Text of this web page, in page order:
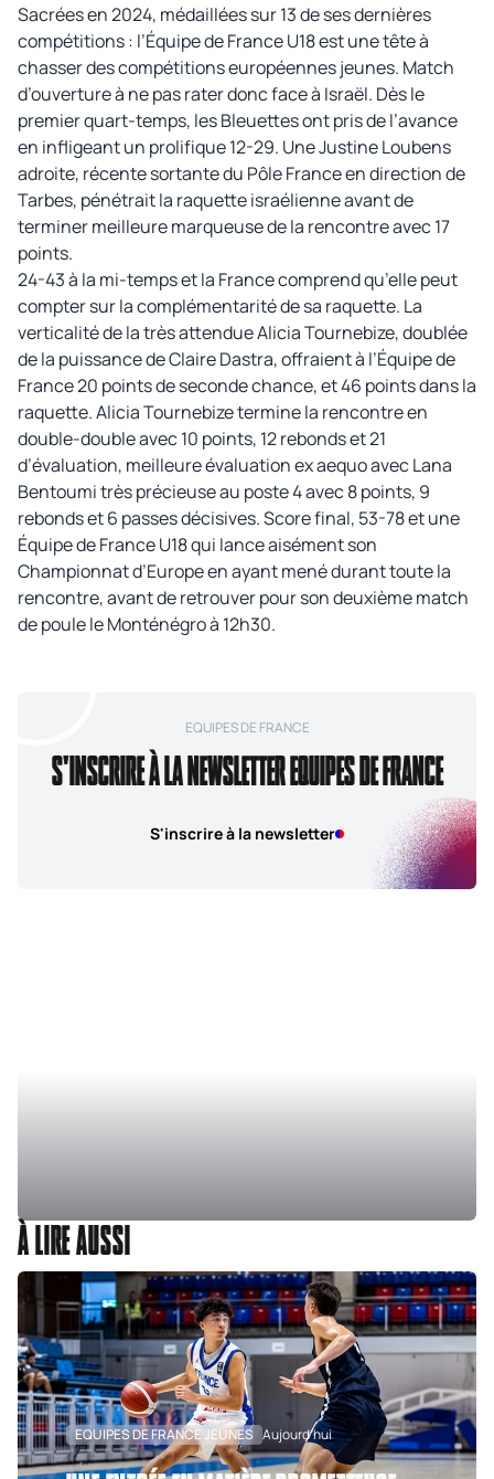
Sacrées en 2024, médaillées sur 13 de ses dernières
compétitions : l’Équipe de France U18 est une tête à
chasser des compétitions européennes jeunes. Match
d’ouverture à ne pas rater donc face à Israël. Dès le
premier quart-temps, les Bleuettes ont pris de l’avance
en infligeant un prolifique 12-29. Une Justine Loubens
adroite, récente sortante du Pôle France en direction de
Tarbes, pénétrait la raquette israélienne avant de
terminer meilleure marqueuse de la rencontre avec 17
points.
24-43 à la mi-temps et la France comprend qu’elle peut
compter sur la complémentarité de sa raquette. La
verticalité de la très attendue Alicia Tournebize, doublée
de la puissance de Claire Dastra, offraient à l’Équipe de
France 20 points de seconde chance, et 46 points dans la
raquette. Alicia Tournebize termine la rencontre en
double-double avec 10 points, 12 rebonds et 21
d’évaluation, meilleure évaluation ex aequo avec Lana
Bentoumi très précieuse au poste 4 avec 8 points, 9
rebonds et 6 passes décisives. Score final, 53-78 et une
Équipe de France U18 qui lance aisément son
Championnat d’Europe en ayant mené durant toute la
rencontre, avant de retrouver pour son deuxième match
de poule le Monténégro à 12h30.
EQUIPES DE FRANCE
S'INSCRIRE À LA NEWSLETTER EQUIPES DE FRANCE
S'inscrire à la newsletter
À LIRE AUSSI
EQUIPES DE FRANCE JEUNES Aujourd'hui